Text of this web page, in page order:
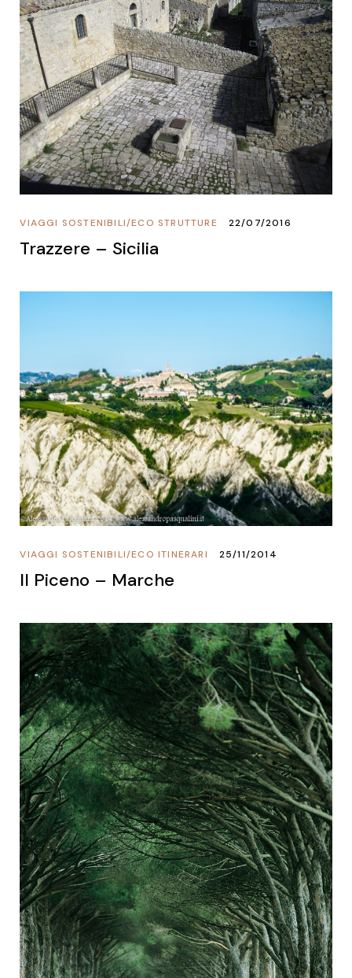
ECO STRUTTURE
/
VIAGGI SOSTENIBILI 22/07/2016
Trazzere – Sicilia
ECO ITINERARI
/
VIAGGI SOSTENIBILI 25/11/2014
Il Piceno – Marche